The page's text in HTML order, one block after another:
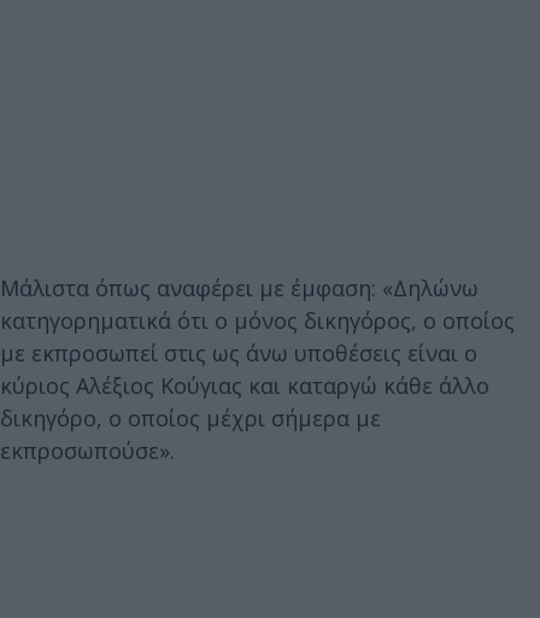
Μάλιστα όπως αναφέρει με έμφαση: «Δηλώνω
κατηγορηματικά ότι ο μόνος δικηγόρος, ο οποίος
με εκπροσωπεί στις ως άνω υποθέσεις είναι ο
κύριος Αλέξιος Κούγιας και καταργώ κάθε άλλο
δικηγόρο, ο οποίος μέχρι σήμερα με
εκπροσωπούσε».